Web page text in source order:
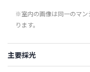
※室内の画像は同一のマン
ります。
主要採光